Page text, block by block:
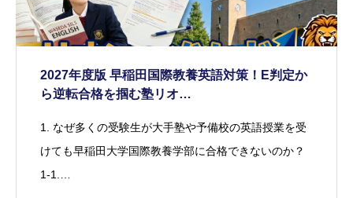
2027年度版 早稲田国際教養英語対策！E判定か
ら逆転合格を掴む塾リオ…
1. なぜ多くの受験生が大手塾や予備校の英語授業を受
けても早稲田大学国際教養学部に合格できないのか？
1-1.…